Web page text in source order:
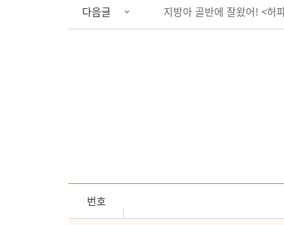
다음글 지방아 골반에 잘왔어! <허
번호